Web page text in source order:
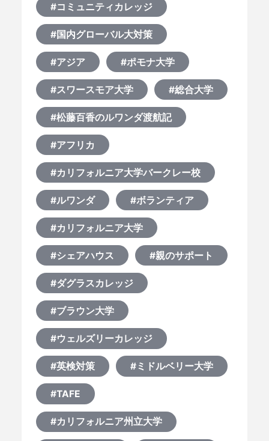
#コミュニティカレッジ
#国内グローバル大対策
#アジア #ポモナ大学
#スワースモア大学 #総合大学
#松藤百香のルワンダ渡航記
#アフリカ
#カリフォルニア大学バークレー校
#ルワンダ #ボランティア
#カリフォルニア大学
#シェアハウス #親のサポート
#ダグラスカレッジ
#ブラウン大学
#ウェルズリーカレッジ
#英検対策 #ミドルベリー大学
#TAFE
#カリフォルニア州立大学